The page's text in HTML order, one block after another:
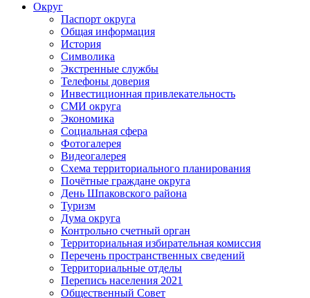
Округ
Паспорт округа
Общая информация
История
Символика
Экстренные службы
Телефоны доверия
Инвестиционная привлекательность
СМИ округа
Экономика
Социальная сфера
Фотогалерея
Видеогалерея
Схема территориального планирования
Почётные граждане округа
День Шпаковского района
Туризм
Дума округа
Контрольно счетный орган
Территориальная избирательная комиссия
Перечень пространственных сведений
Территориальные отделы
Перепись населения 2021
Общественный Совет